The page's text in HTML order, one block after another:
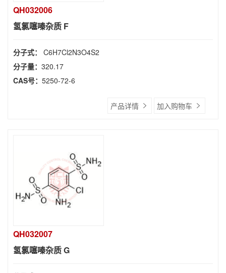
QH032006
氢氯噻嗪杂质 F
分子式： C6H7Cl2N3O4S2
分子量： 320.17
CAS号： 5250-72-6
产品详情 加入购物车
QH032007
氢氯噻嗪杂质 G